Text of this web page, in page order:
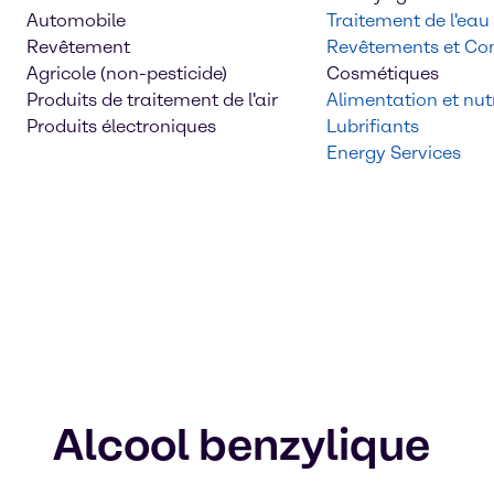
Automobile
Revêtement
Agricole (non-pesticide)
Produits de traitement de l'air
Produits électroniques
Traitement de l'eau
Revêtements et
Cosmétiques
Alimentation et
Lubrifiants
Energy Services
Alcool benzylique